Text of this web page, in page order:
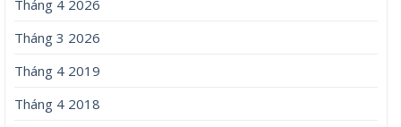
Tháng 4 2026
Tháng 3 2026
Tháng 4 2019
Tháng 4 2018